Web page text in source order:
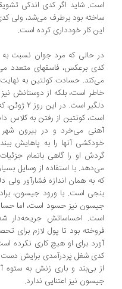
شاید اگر کدی اندکی تشویقش
بود برطرف می‌شد،‌ ولی کدی که
کار خودداری کرده است.
حالی که مرد جوان نسبت به
برعکس،‌ فاسقهای متعدد
حسادت کونتین به نهایت
است، بلکه از دوستانش نیز که
دلگیر است. در این
‌کونتین از رفتن به کلاس
می‌خرد و در بیرون شهر زیر
آنها را به پاهایش ببندد و
او را گاهی باتمام جزئیات و
با استفاده از وسایل بسیار
به همان اندازه فشارآور ولی
است. با ورود جیسون، برادر
نیز حسود است، اما حسادت او
احساساتش جریحه‌دار شده
بود تا پول لازم برای تحصیل
برای او هیچ کاری نکرده است. به
شغل پردرآمدی برایش دست و پا
بی‌بند و باری‌ زنش به ستوه آمده
نیز اعتنایی ندارد.